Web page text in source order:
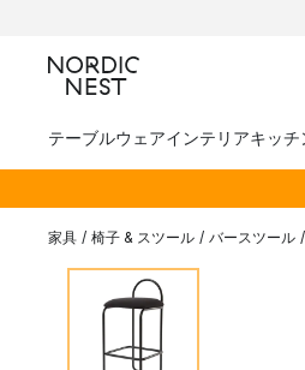
テーブルウェアインテリアキッチ
家具 / 椅子 & スツール / バースツール /